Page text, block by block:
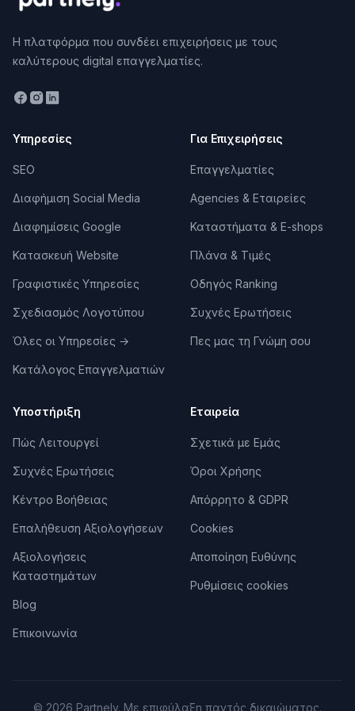
στενά μαζί — αν δεν αισθάνεσαι άνετα να
μοιραστείς τα πραγματικά προβλήματα της
δωρεάν αρχική κλήση 30 λεπτών δείχνει πολλά.
Πότε Χρειάζεσαι Business Consultant —
δεν μπορείς να πας στο επόμενο επίπεδο. Ο
(τιμολόγηση; κανάλια; ομάδα; product-market fit;) και
να τα ξεμπλοκάρεις.
Ετοιμάζεις κάτι μεγάλο
— νέο προϊόν, expansion
σε νέα αγορά, fundraising, εξαγορά. Αυτά τα
βήματα χρειάζονται εμπειρία που πιθανότατα δεν
παρόμοια projects.
Χάνεις χρήματα ή χρόνο
πελάτες φεύγουν. Ο consultant κάνει diagnosis: δεν
μαντεύει, αναλύει data και βρίσκει τις πραγματικές
αιτίες.
Δεν χρειάζεσαι consultant
αν ξέρεις ήδη τι πρέπει
να κάνεις αλλά δεν έχεις χρόνο — τότε χρειάζεσαι
execution help (project manager, freelancers). Ο
εκτέλεσης.
Κορυφαίες Εταιρείες & Επαγγελματίες
Business Consulting στην Πάτρα
δραστηριότητα, την πληρότητα προφίλ και τις
Η πλατφόρμα που συνδέει επιχειρήσεις με τους
καλύτερους digital επαγγελματίες.
Υπηρεσίες
SEO
Διαφήμιση Social Media
Διαφημίσεις Google
Κατασκευή Website
Γραφιστικές Υπηρεσίες
Σχεδιασμός Λογοτύπου
Όλες οι Υπηρεσίες →
Κατάλογος Επαγγελματιών
Για Επιχειρήσεις
Επαγγελματίες
Agencies & Εταιρείες
Καταστήματα & E-shops
Πλάνα & Τιμές
Οδηγός Ranking
Συχνές Ερωτήσεις
Πες μας τη Γνώμη σου
Υποστήριξη
Πώς Λειτουργεί
Συχνές Ερωτήσεις
Κέντρο Βοήθειας
Επαλήθευση Αξιολογήσεων
Αξιολογήσεις
Καταστημάτων
Blog
Επικοινωνία
Εταιρεία
Σχετικά με Εμάς
Όροι Χρήσης
Απόρρητο & GDPR
Cookies
Αποποίηση Ευθύνης
Ρυθμίσεις cookies
© 2026 Partnely. Με επιφύλαξη παντός δικαιώματος.